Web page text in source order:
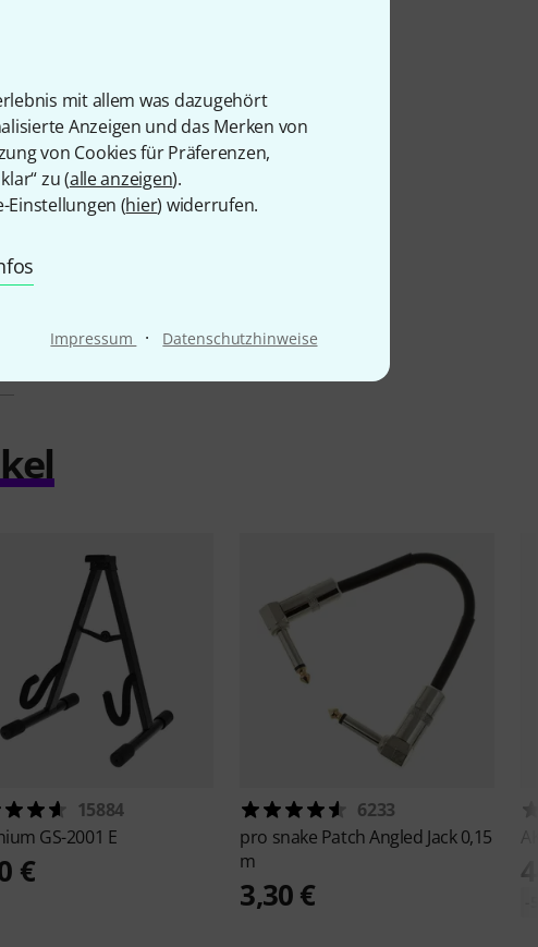
mit allem was dazugehört
Anzeigen und das Merken von
von Cookies für Präferenzen,
zu (alle anzeigen).
Einstellungen (hier) widerrufen.
Impressum · Datenschutzhinweise
15884
GS-2001 E
€
6233
pro snake Patch Angled Jack 0,15
m
3,30 €